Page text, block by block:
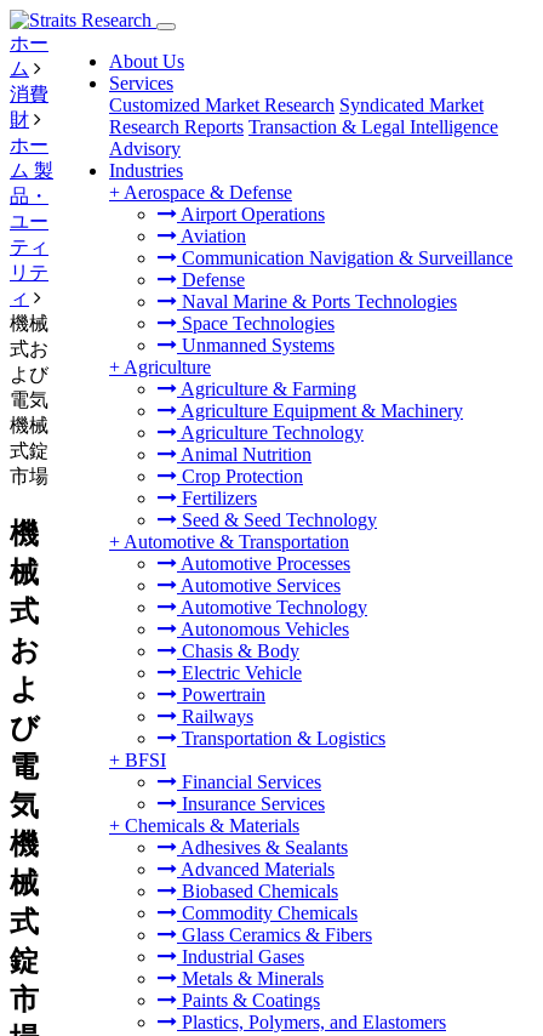
About Us
Services
Customized Market Research Syndicated Market
Research Reports Transaction & Legal Intelligence
Advisory
Industries
+ Aerospace & Defense
Airport Operations
Aviation
Communication Navigation & Surveillance
Defense
Naval Marine & Ports Technologies
Space Technologies
Unmanned Systems
+ Agriculture
Agriculture & Farming
Agriculture Equipment & Machinery
Agriculture Technology
Animal Nutrition
Crop Protection
Fertilizers
Seed & Seed Technology
+ Automotive & Transportation
Automotive Processes
Automotive Services
Automotive Technology
Autonomous Vehicles
Chasis & Body
Electric Vehicle
Powertrain
Railways
Transportation & Logistics
+ BFSI
Financial Services
Insurance Services
+ Chemicals & Materials
Adhesives & Sealants
Advanced Materials
Biobased Chemicals
Commodity Chemicals
Glass Ceramics & Fibers
Industrial Gases
Metals & Minerals
Paints & Coatings
Plastics, Polymers, and Elastomers
ホー
ム
消費
財
ホー
ム 製
品・
ユー
ティ
リテ
ィ
機械
式お
よび
電気
機械
式錠
市場
機
械
式
お
よ
び
電
気
機
械
式
錠
市